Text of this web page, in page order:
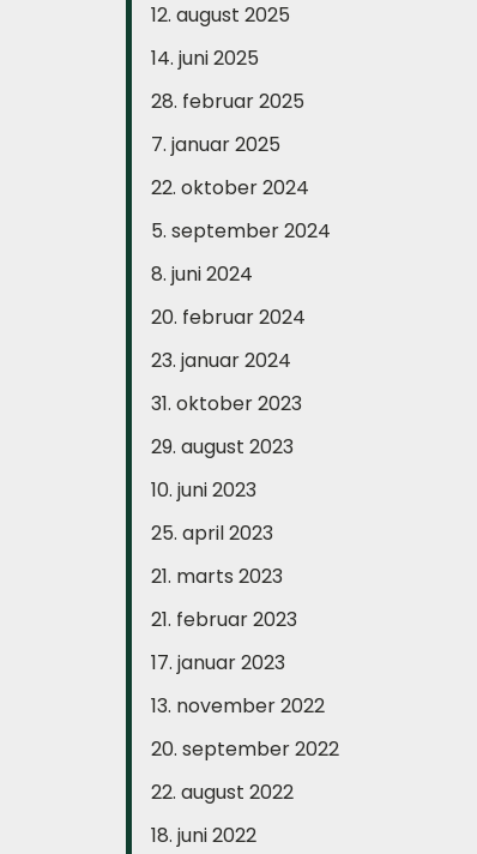
12. august 2025
14. juni 2025
28. februar 2025
7. januar 2025
22. oktober 2024
5. september 2024
8. juni 2024
20. februar 2024
23. januar 2024
31. oktober 2023
29. august 2023
10. juni 2023
25. april 2023
21. marts 2023
21. februar 2023
17. januar 2023
13. november 2022
20. september 2022
22. august 2022
18. juni 2022